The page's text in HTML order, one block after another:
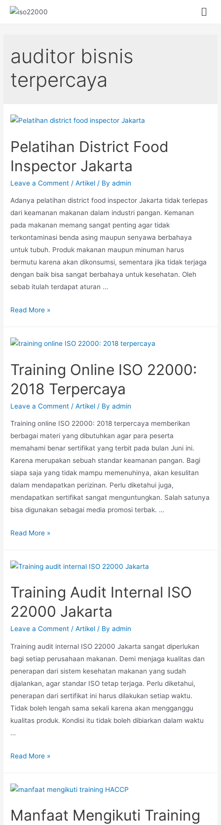
auditor bisnis
terpercaya
Pelatihan District Food
Inspector Jakarta
Leave a Comment /Artikel / Byadmin
Adanya pelatihan district food inspector Jakarta tidak terlepas
dari keamanan makanan dalam industri pangan. Kemanan
pada makanan memang sangat penting agar tidak
terkontaminasi benda asing maupun senyawa berbahaya
untuk tubuh. Produk makanan maupun minuman harus
bermutu karena akan dikonsumsi, sementara jika tidak terjaga
dengan baik bisa sangat berbahaya untuk kesehatan. Oleh
sebab itulah terdapat aturan …
Read More »
Training Online ISO 22000:
2018 Terpercaya
Leave a Comment /Artikel / Byadmin
Training online ISO 22000: 2018 terpercaya memberikan
berbagai materi yang dibutuhkan agar para peserta
memahami benar sertifikat yang terbit pada bulan Juni ini.
Karena merupakan sebuah standar keamanan pangan. Bagi
siapa saja yang tidak mampu memenuhinya, akan kesulitan
dalam mendapatkan perizinan. Perlu diketahui juga,
mendapatkan sertifikat sangat menguntungkan. Salah satunya
bisa digunakan sebagai media promosi terbak. …
Read More »
Training Audit Internal ISO
22000 Jakarta
Leave a Comment /Artikel / Byadmin
Training audit internal ISO 22000 Jakarta sangat diperlukan
bagi setiap perusahaan makanan. Demi menjaga kualitas dan
penerapan dari sistem kesehatan makanan yang sudah
dijalankan, agar standar ISO tetap terjaga. Perlu diketahui,
penerapan dari sertifikat ini harus dilakukan setiap waktu.
Tidak boleh lengah sama sekali karena akan mengganggu
kualitas produk. Kondisi itu tidak boleh dibiarkan dalam waktu
…
Read More »
Manfaat Mengikuti Training